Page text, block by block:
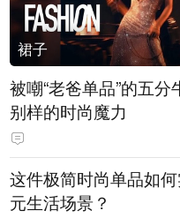
裙子
被嘲“老爸单品”的五
别样的时尚魔力
这件极简时尚单品如
元生活场景？